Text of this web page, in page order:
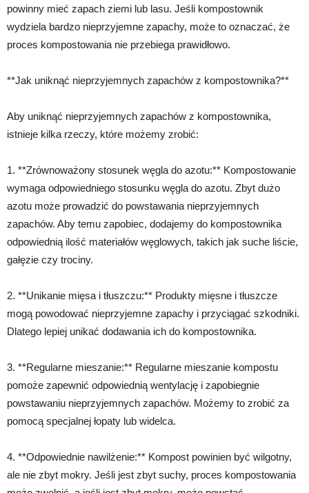
powinny mieć zapach ziemi lub lasu. Jeśli kompostownik
wydziela bardzo nieprzyjemne zapachy, może to oznaczać, że
proces kompostowania nie przebiega prawidłowo.
**Jak uniknąć nieprzyjemnych zapachów z kompostownika?**
Aby uniknąć nieprzyjemnych zapachów z kompostownika,
istnieje kilka rzeczy, które możemy zrobić:
1. **Zrównoważony stosunek węgla do azotu:** Kompostowanie
wymaga odpowiedniego stosunku węgla do azotu. Zbyt dużo
azotu może prowadzić do powstawania nieprzyjemnych
zapachów. Aby temu zapobiec, dodajemy do kompostownika
odpowiednią ilość materiałów węglowych, takich jak suche liście,
gałęzie czy trociny.
2. **Unikanie mięsa i tłuszczu:** Produkty mięsne i tłuszcze
mogą powodować nieprzyjemne zapachy i przyciągać szkodniki.
Dlatego lepiej unikać dodawania ich do kompostownika.
3. **Regularne mieszanie:** Regularne mieszanie kompostu
pomoże zapewnić odpowiednią wentylację i zapobiegnie
powstawaniu nieprzyjemnych zapachów. Możemy to zrobić za
pomocą specjalnej łopaty lub widelca.
4. **Odpowiednie nawilżenie:** Kompost powinien być wilgotny,
ale nie zbyt mokry. Jeśli jest zbyt suchy, proces kompostowania